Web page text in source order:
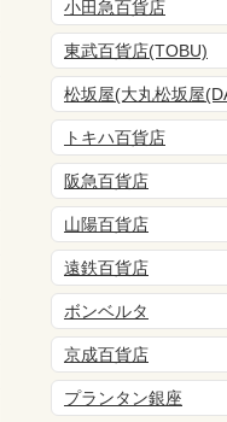
小田急百貨店
東武百貨店(TOBU)
松坂屋(大丸松坂屋
トキハ百貨店
阪急百貨店
山陽百貨店
遠鉄百貨店
ボンベルタ
京成百貨店
プランタン銀座